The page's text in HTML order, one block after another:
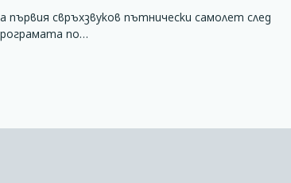
свръхзвуков пътнически самолет след
по…